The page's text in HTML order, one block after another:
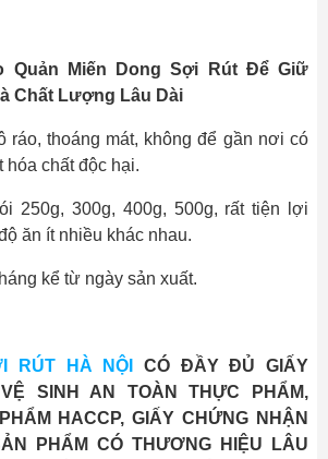
Quản Miến Dong Sợi Rút Để Giữ
Chất Lượng Lâu Dài
ráo, thoáng mát, không để gần nơi có
hóa chất độc hại.
250g, 300g, 400g, 500g, rất tiện lợi
ăn ít nhiều khác nhau.
kể từ ngày sản xuất.
RÚT HÀ NỘI
CÓ ĐẦY ĐỦ GIẤY
SINH AN TOÀN THỰC PHẨM,
HACCP, GIẤY CHỨNG NHẬN
PHẨM CÓ THƯƠNG HIỆU LÂU